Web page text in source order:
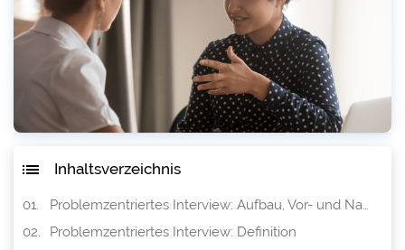
Inhaltsverzeichnis
Problemzentriertes Interview: Aufbau, Vor- und Nachteile
Problemzentriertes Interview: Definition